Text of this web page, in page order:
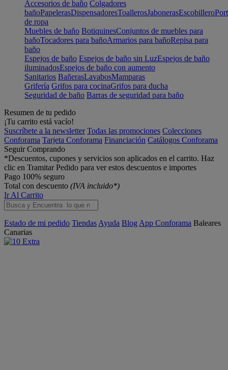
Accesorios de baño Colgadores
bañoPapelerasDispensadoresToallerosJabonerasEscobillero
de ropa
Muebles de baño BotiquinesConjuntos de muebles para
bañoTocadores para bañoArmarios para bañoRepisa para
baño
Espejos de baño Espejos de baño sin LuzEspejos de baño
iluminadosEspejos de baño con aumento
Sanitarios BañerasLavabosMamparas
Grifería Grifos para cocinaGrifos para ducha
Seguridad de baño Barras de seguridad para baño
Resumen de tu pedido
¡Tu carrito está vacío!
Suscríbete a la newsletter Todas las promociones Colecciones
Conforama Tarjeta Conforama Financiación Catálogos Conforama
Seguir Comprando
*Descuentos, cupones y servicios son aplicados en el carrito. Haz
clic en Tramitar Pedido para ver estos descuentos e importes
Pago 100% seguro
Total con descuento (IVA incluido*)
Ir Al Carrito
Estado de mi pedido Tiendas Ayuda Blog App Conforama Baleares
Canarias